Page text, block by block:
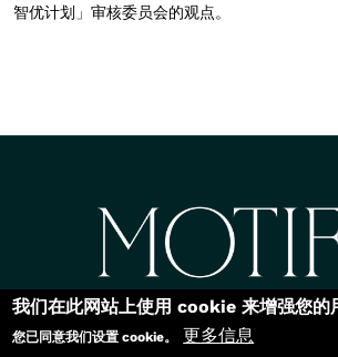
智优计划」审核委员会的观点。
版权©2026
我们在此网站上使用 cookie 来增强您的
您已同意我们设置 cookie。 更多信息